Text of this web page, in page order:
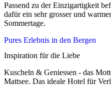
Passend zu der Einzigartigkeit
dafür ein sehr grosser und
Sommertage.
Pures Erlebnis in den Bergen
Inspiration für die Liebe
Kuscheln & Geniessen - das
Mattsee. Das ideale Hotel für